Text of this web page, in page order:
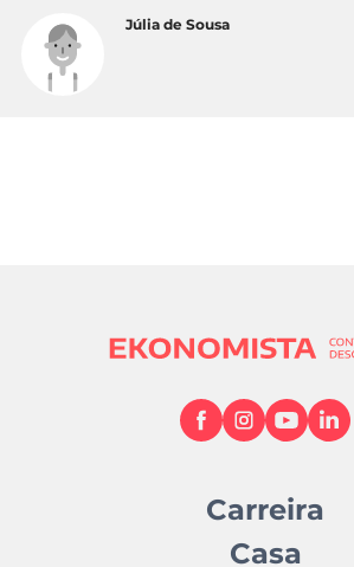
Júlia de Sousa
Carreira
Casa